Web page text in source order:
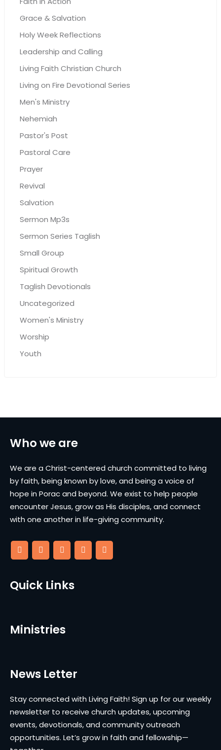
Grace & Salvation
Holy Week Reflections
Leadership and Calling
Living Faith Christian Church
Living on Fire Devotional Series
Men's Ministry
Nehemiah
Pastor's Post
Pastoral Care
Prayer
Revival
Salvation
Sermon Mp3s
Sermon Series Taglish
Small Group
Spiritual Growth
Taglish Devotionals
Uncategorized
Women's Ministry
Worship
Youth
Who we are
We are a Christ-centered church committed to living
by faith, being known by love, and being a voice of
hope in Porac and beyond. We exist to help people
encounter Jesus, grow as His disciples, and connect
with one another in life-giving community.
Quick Links
Ministries
News Letter
Stay connected with Living Faith! Sign up for our weekly
newsletter to receive church updates, upcoming
events, devotionals, and community outreach
opportunities. Let’s grow in faith and fellowship—